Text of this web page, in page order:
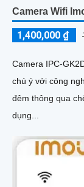
Camera Wifi
1,400,000 ₫
Camera IPC-
chú ý với công
đêm thông qua chế độ
dụng...